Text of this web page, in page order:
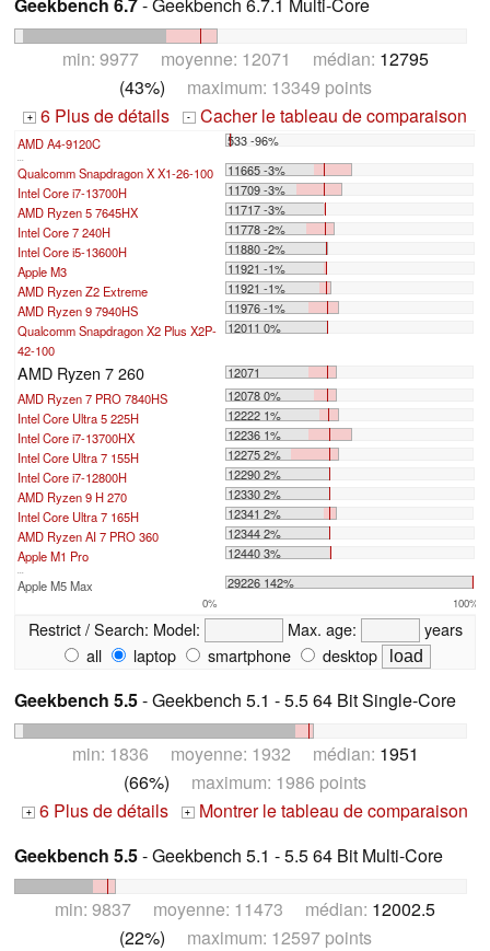
Geekbench 6.7- Geekbench 6.7.1 Multi-Core
min: 9977 moyenne: 12071 médian: 12795
(43%) maximum: 13349 points
+ 6 Plus de détails - Cacher le tableau de comparaison
AMD A4-9120C 533 -96%
...
Qualcomm Snapdragon X X1-26-100
11665 -3%
Intel Core i7-13700H
11709 -3%
AMD Ryzen 5 7645HX
11717 -3%
Intel Core 7 240H
11778 -2%
Intel Core i5-13600H
11880 -2%
Apple M3
11921 -1%
AMD Ryzen Z2 Extreme
11921 -1%
AMD Ryzen 9 7940HS
11976 -1%
Qualcomm Snapdragon X2 Plus X2P-
42-100
12011 0%
AMD Ryzen 7 260
12071
AMD Ryzen 7 PRO 7840HS
12078 0%
Intel Core Ultra 5 225H
12222 1%
Intel Core i7-13700HX
12236 1%
Intel Core Ultra 7 155H
12275 2%
Intel Core i7-12800H
12290 2%
AMD Ryzen 9 H 270
12330 2%
Intel Core Ultra 7 165H
12341 2%
AMD Ryzen AI 7 PRO 360
12344 2%
Apple M1 Pro
12440 3%
...
Apple M5 Max 29226 142%
0% 100%
Restrict / Search: Model: Max. age:
years
all
laptop smartphone desktop
Geekbench 5.5- Geekbench 5.1 - 5.5 64 Bit Single-Core
min: 1836 moyenne: 1932 médian: 1951
(66%) maximum: 1986 points
+ 6 Plus de détails + Montrer le tableau de comparaison
Geekbench 5.5- Geekbench 5.1 - 5.5 64 Bit Multi-Core
min: 9837 moyenne: 11473 médian: 12002.5
(22%) maximum: 12597 points